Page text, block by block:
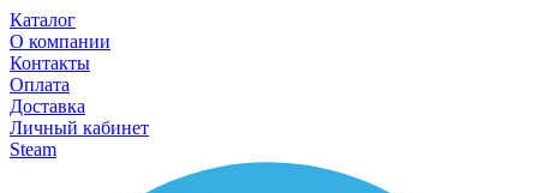
Каталог
О компании
Контакты
Оплата
Доставка
Личный кабинет
Steam